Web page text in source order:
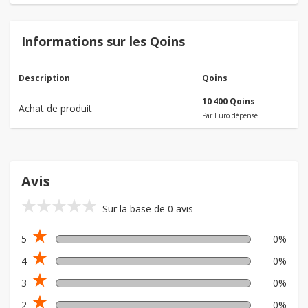
Informations sur les Qoins
Description Qoins
Achat de produit
10 400 Qoins
Par Euro dépensé
Avis
star_ratestar_ratestar_ratestar_ratestar_rate Sur la base de 0 avis
5 star_rate
0%
4 star_rate
0%
3 star_rate
0%
2
0%